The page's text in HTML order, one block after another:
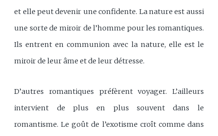
et elle peut devenir une confidente. La nature est aussi
une sorte de miroir de l’homme pour les romantiques.
Ils entrent en communion avec la nature, elle est le
miroir de leur âme et de leur détresse.
D’autres romantiques préfèrent voyager. L’ailleurs
intervient de plus en plus souvent dans le
romantisme. Le goût de l’exotisme croît comme dans